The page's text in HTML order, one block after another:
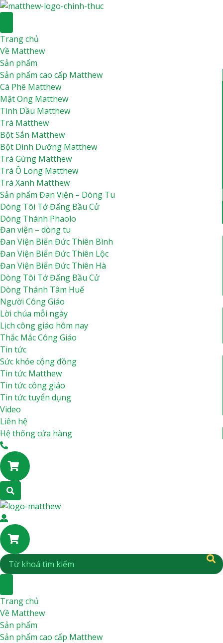
S
i
p
t
o
c
o
n
t
e
n
t
Trang chủ
Về Matthew
Sản phẩm
Sản phẩm cao cấp Matthew
Cà Phê Matthew
Mật Ong Matthew
Tinh Dầu Matthew
Trà Matthew
Bột Sắn Matthew
Bột Dinh Dưỡng Matthew
Trà Gừng Matthew
Trà Ô Long Matthew
Trà Xanh Matthew
Sản phẩm Đan Viện – Dòng Tu
Dòng Tôi Tớ Đấng Bầu Cử
Dòng Thánh Phaolo
Dòng Thánh Tâm Huế
Đan Viện Biển Đức Thiên Lộc
Đan Viện Biển Đức Thiên Bình
Đan Viện Biển Đức Thiên Hà
Đan viện Thiên An
Tu Hội Nô Tỳ Thiên Chúa
Tu Viện Nữ Vương Hòa Bình
Cô Nhi Viện Thánh An Bùi Chu
Trung Tâm Khiếm Thị Nhật Hồng
Đan viện – dòng tu
Đan Viện Biển Đức Thiên Bình
Đan Viện Biển Đức Thiên Lộc
Đan Viện Biển Đức Thiên Hà
Dòng Tôi Tớ Đấng Bầu Cử
Dòng Thánh Tâm Huế
Người Công Giáo
Lời chúa mỗi ngày
Lịch công giáo hôm nay
Thắc Mắc Công Giáo
Tin tức
Sức khỏe cộng đồng
Tin tức Matthew
Tin tức công giáo
Tin tức tuyển dụng
Video
Liên hệ
Hệ thống cửa hàng
Trang chủ
Về Matthew
Sản phẩm
Sản phẩm cao cấp Matthew